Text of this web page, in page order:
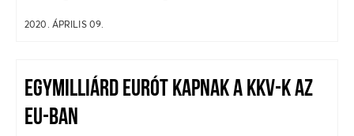
2020. ÁPRILIS 09.
EGYMILLIÁRD EURÓT KAPNAK A KKV-K AZ
EU-BAN